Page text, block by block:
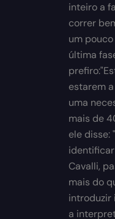
inteiro a
correr
um
última
estarem
uma
mais de
ele disse:
Cavalli,
mais do
introduzir
a